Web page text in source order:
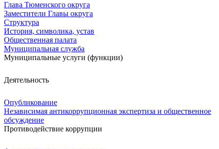
Глава Тюменского округа
Заместители Главы округа
Структура
История, символика, устав
Общественная палата
Муниципальная служба
Муниципальные услуги (функции)
Деятельность
Опубликование
Независимая антикоррупционная экспертиза и общественное
обсуждение
Противодействие коррупции